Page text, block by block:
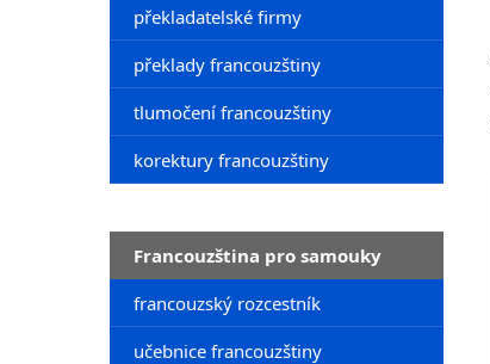
překladatelské firmy
překlady francouzštiny
tlumočení francouzštiny
korektury francouzštiny
Francouzština pro samouky
francouzský rozcestník
učebnice francouzštiny